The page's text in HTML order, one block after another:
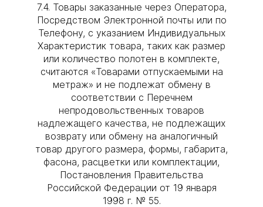
7.4. Товары заказанные через Оператора,
Посредством Электронной почты или по
Телефону, с указанием Индивидуальных
Характеристик товара, таких как размер
или количество полотен в комплекте,
считаются «Товарами отпускаемыми на
метраж» и не подлежат обмену в
соответствии с Перечнем
непродовольственных товаров
надлежащего качества, не подлежащих
возврату или обмену на аналогичный
товар другого размера, формы, габарита,
фасона, расцветки или комплектации,
Постановления Правительства
Российской Федерации от 19 января
1998 г. № 55.